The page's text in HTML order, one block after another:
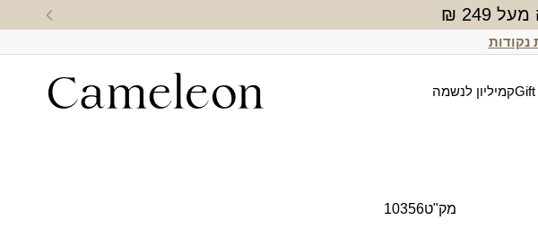
249 ₪
נקודות
Giftקמיליון לנשמה
מק"ט10356